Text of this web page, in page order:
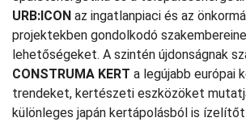
URB:ICON az ingatlanpiaci és az
projektekben gondolkodó
lehetőségeket. A szintén újdonságnak
CONSTRUMA KERT a legújabb európai
trendeket, kertészeti eszközöket
különleges japán kertápolásból is ízelítőt